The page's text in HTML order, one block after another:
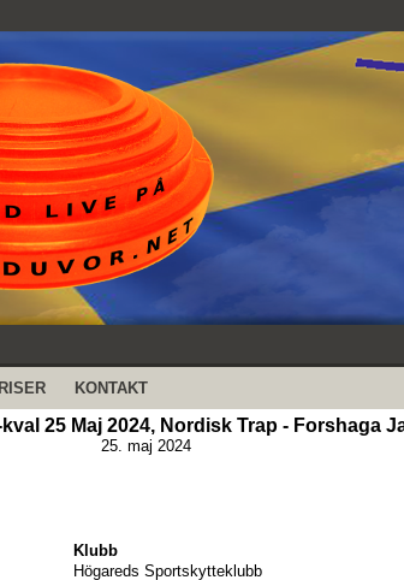
KONTAKT
25 Maj 2024, Nordisk Trap - Forshaga
25. maj 2024
Klubb
Högareds Sportskytteklubb